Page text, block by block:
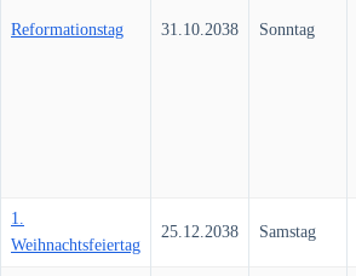
Reformationstag 31.10.2038 Sonntag
1.
Weihnachtsfeiertag
25.12.2038 Samstag